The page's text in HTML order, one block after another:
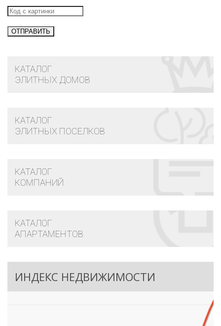
КАТАЛОГ
ЭЛИТНЫХ ДОМОВ
КАТАЛОГ
ЭЛИТНЫХ ПОСЕЛКОВ
КАТАЛОГ
КОМПАНИЙ
КАТАЛОГ
АПАРТАМЕНТОВ
ИНДЕКС НЕДВИЖИМОСТИ